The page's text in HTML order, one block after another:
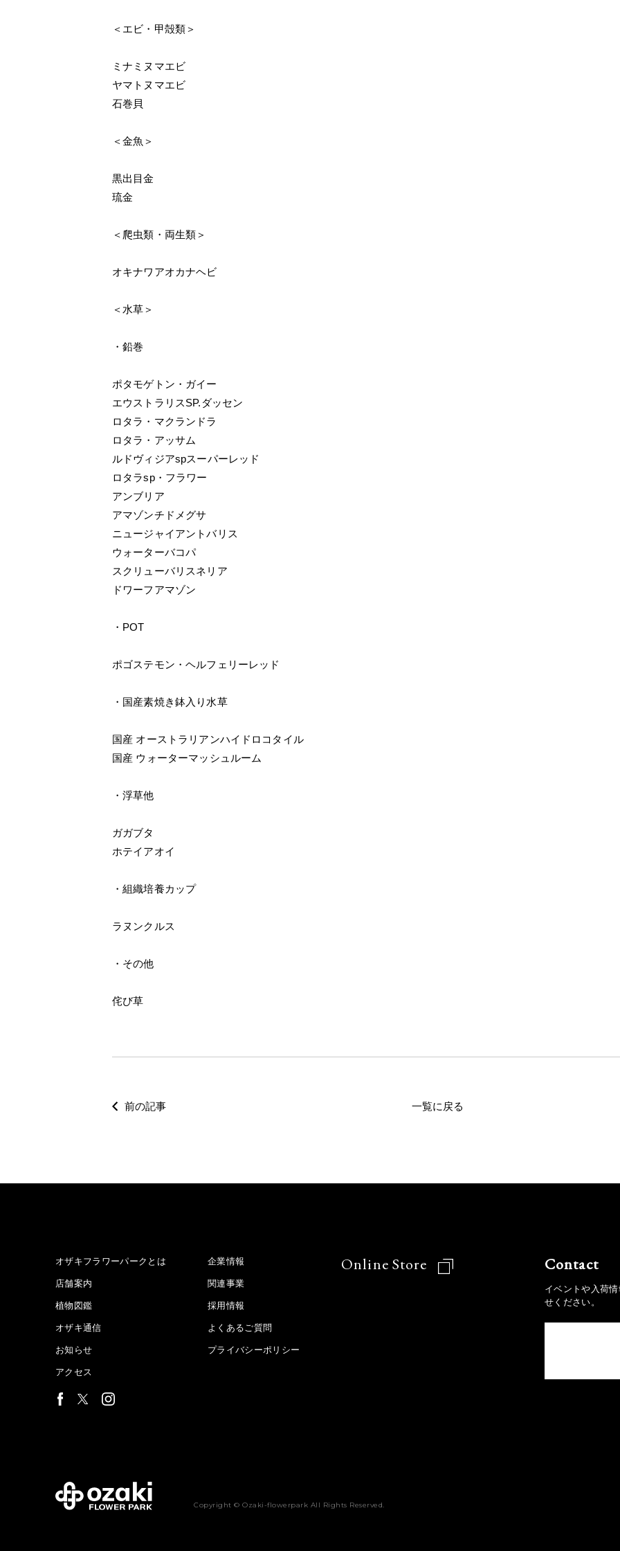
＜エビ・甲殻類＞
ミナミヌマエビ
ヤマトヌマエビ
石巻貝
＜金魚＞
黒出目金
琉金
＜爬虫類・両生類＞
オキナワアオカナヘビ
＜水草＞
・鉛巻
ポタモゲトン・ガイー
エウストラリスSP.ダッセン
ロタラ・マクランドラ
ロタラ・アッサム
ルドヴィジアspスーパーレッド
ロタラsp・フラワー
アンブリア
アマゾンチドメグサ
ニュージャイアントバリス
ウォーターバコパ
スクリューバリスネリア
ドワーフアマゾン
・POT
ポゴステモン・ヘルフェリーレッド
・国産素焼き鉢入り水草
国産 オーストラリアンハイドロコタイル
国産 ウォーターマッシュルーム
・浮草他
ガガブタ
ホテイアオイ
・組織培養カップ
ラヌンクルス
・その他
侘び草
前の記事 一覧に戻る
オザキフラワーパークとは
店舗案内
植物図鑑
オザキ通信
お知らせ
アクセス
企業情報
関連事業
採用情報
よくあるご質問
プライバシーポリシー
Online Store Contact
イベントや入荷
せください。
Copyright © Ozaki-flowerpark All Rights Reserved.